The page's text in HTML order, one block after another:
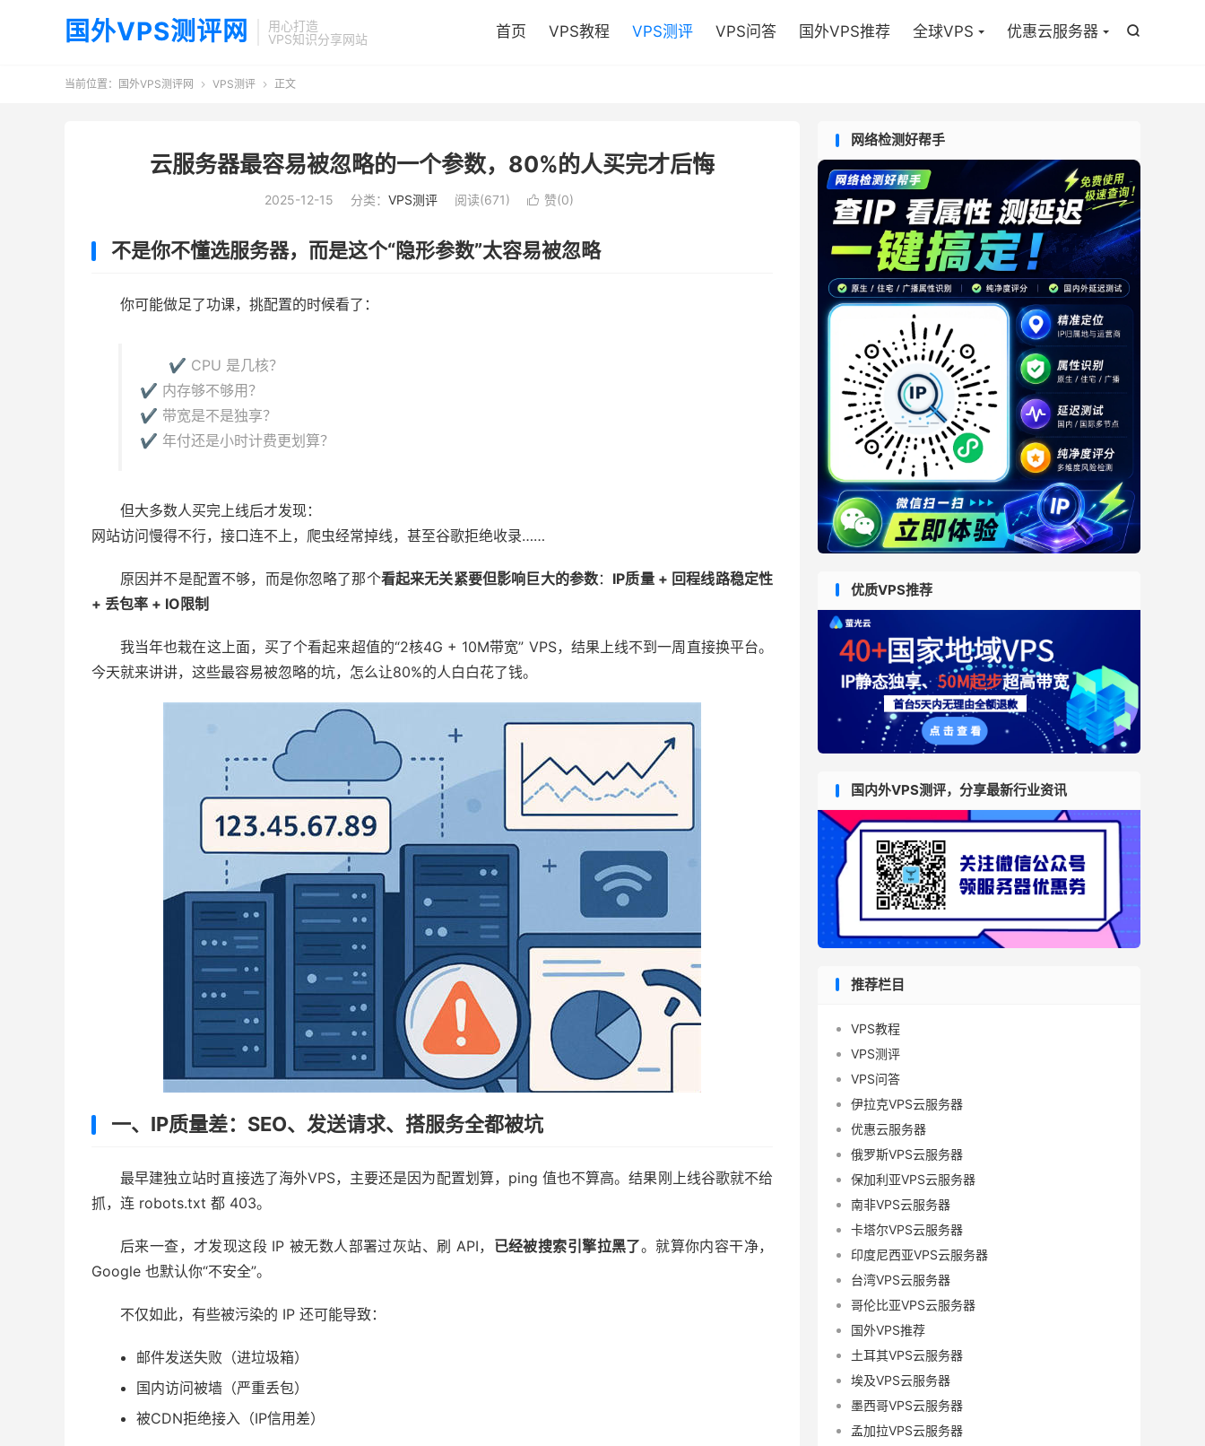
国外VPS测评网
用心打造
VPS知识分享网站

首页 VPS教程 VPS测评 VPS问答 国外VPS推荐 全球VPS 优惠云服务器
当前位置： 国外VPS测评网  VPS测评  正文
云服务器最容易被忽略的一个参数，80%的人买完才后悔
2025-12-15 分类： VPS测评 阅读(671)  赞(0)
不是你不懂选服务器，而是这个“隐形参数”太容易被忽略
你可能做足了功课，挑配置的时候看了：
✔ CPU 是几核？
✔ 内存够不够用？
✔ 带宽是不是独享？
✔ 年付还是小时计费更划算？
但大多数人买完上线后才发现：
网站访问慢得不行，接口连不上，爬虫经常掉线，甚至谷歌拒绝收录……
原因并不是配置不够，而是你忽略了那个看起来无关紧要但影响巨大的参数： IP质量 + 回程线路稳定性
+ 丢包率 + IO限制
我当年也栽在这上面，买了个看起来超值的“2核4G + 10M带宽” VPS，结果上线不到一周直接换平台。
今天就来讲讲，这些最容易被忽略的坑，怎么让80%的人白白花了钱。
一、IP质量差：SEO、发送请求、搭服务全都被坑
最早建独立站时直接选了海外VPS，主要还是因为配置划算，ping 值也不算高。结果刚上线谷歌就不给
抓，连 robots.txt 都 403。
后来一查，才发现这段 IP 被无数人部署过灰站、刷 API， 已经被搜索引擎拉黑了。就算你内容干净，
Google 也默认你“不安全”。
不仅如此，有些被污染的 IP 还可能导致：
邮件发送失败（进垃圾箱）
国内访问被墙（严重丢包）
被CDN拒绝接入（IP信用差）
网络检测好帮手
优质VPS推荐
国内外VPS测评，分享最新行业资讯
推荐栏目
VPS教程
VPS测评
VPS问答
伊拉克VPS云服务器
优惠云服务器
俄罗斯VPS云服务器
保加利亚VPS云服务器
南非VPS云服务器
卡塔尔VPS云服务器
印度尼西亚VPS云服务器
台湾VPS云服务器
哥伦比亚VPS云服务器
国外VPS推荐
土耳其VPS云服务器
埃及VPS云服务器
墨西哥VPS云服务器
孟加拉VPS云服务器